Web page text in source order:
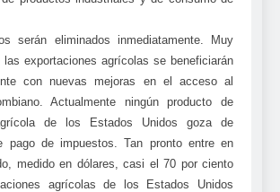
serán eliminados inmediatamente. Muy
las exportaciones agrícolas se beneficiarán
con nuevas mejoras en el acceso al
Actualmente ningún producto de
de los Estados Unidos goza de
pago de impuestos. Tan pronto entre en
medido en dólares, casi el 70 por ciento
agrícolas de los Estados Unidos